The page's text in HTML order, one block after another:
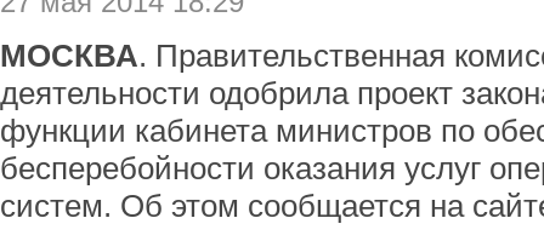
МОСКВА. Правительственная
деятельности одобрила проект
функции кабинета министров по
бесперебойности оказания услуг
систем. Об этом сообщается на